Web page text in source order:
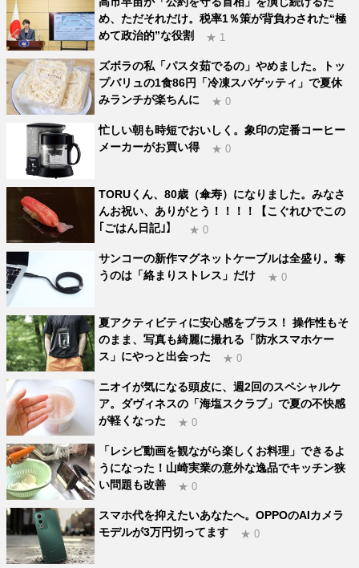
め、ただそれだけ。税率1％策が背負わされた“極
めて政治的”な役割
★ 1
ズボラの私「パスタ茹でるの」やめました。トッ
プバリュの1食86円「冷凍スパゲッティ」で夏休
みランチが楽ちんに
★ 0
忙しい朝も時短でおいしく。象印の定番コーヒー
メーカーがお買い得
★ 0
TORUくん、80歳（傘寿）になりました。みなさ
んお祝い、ありがとう！！！！【こぐれひでこの
｢ごはん日記｣】
★ 0
サンコーの新作マグネットケーブルは全盛り。奪
うのは「絡まりストレス」だけ
★ 0
夏アクティビティに安心感をプラス！ 操作性もそ
のまま、写真も綺麗に撮れる「防水スマホケー
ス」にやっと出会った
★ 0
ニオイが気になる頭皮に、週2回のスペシャルケ
ア。ダヴィネスの「海塩スクラブ」で夏の不快感
が軽くなった
★ 0
「レシピ動画を観ながら楽しくお料理」できるよ
うになった！山崎実業の意外な逸品でキッチン狭
い問題も改善
★ 0
スマホ代を抑えたいあなたへ。OPPOのAIカメラ
モデルが3万円切ってます
★ 0